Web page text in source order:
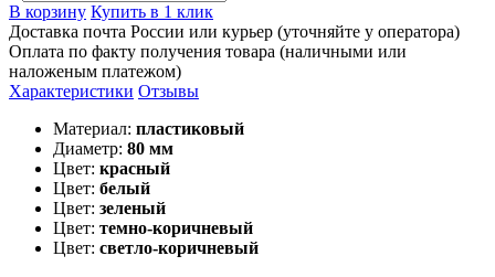
В корзину Купить в 1 клик
Доставка почта России или курьер (уточняйте у оператора)
Оплата по факту получения товара (наличными или
наложеным платежом)
Характеристики Отзывы
Материал: пластиковый
Диаметр: 80 мм
Цвет: красный
Цвет: белый
Цвет: зеленый
Цвет: темно-коричневый
Цвет: светло-коричневый